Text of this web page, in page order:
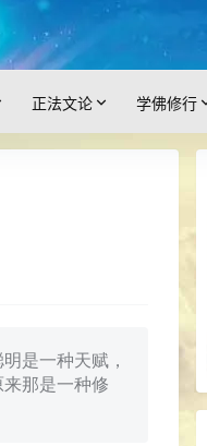
正法文论 学佛修行
是一种天赋，
那是一种修